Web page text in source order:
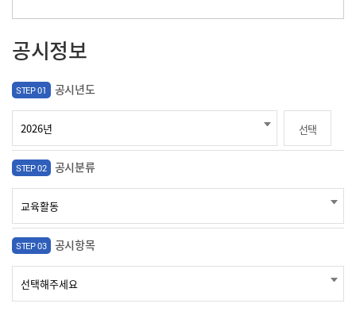
공시정보
STEP 01 공시년도
선택
STEP 02 공시분류
STEP 03 공시항목